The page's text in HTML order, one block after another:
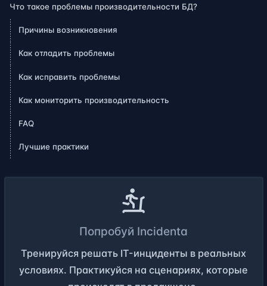
Что такое проблемы производительности БД?
Причины возникновения
Как отладить проблемы
Как исправить проблемы
Как мониторить производительность
FAQ
Лучшие практики
Попробуй Incidenta
Тренируйся решать IT-инциденты в реальных
условиях. Практикуйся на сценариях, которые